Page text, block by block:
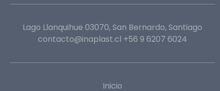
Lago Llanquihue 03070, San Bernardo, Santiago
contacto@inaplast.cl +56 9 6207 6024
Inicio